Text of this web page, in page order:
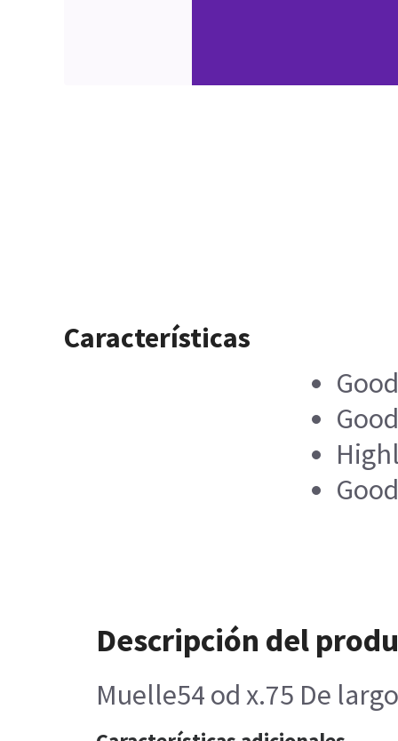
Características
Descripción del
Muelle54 od x.75 De